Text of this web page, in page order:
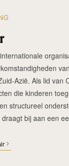
Azië. Als lid van
die kinderen
structureel
bij aan een